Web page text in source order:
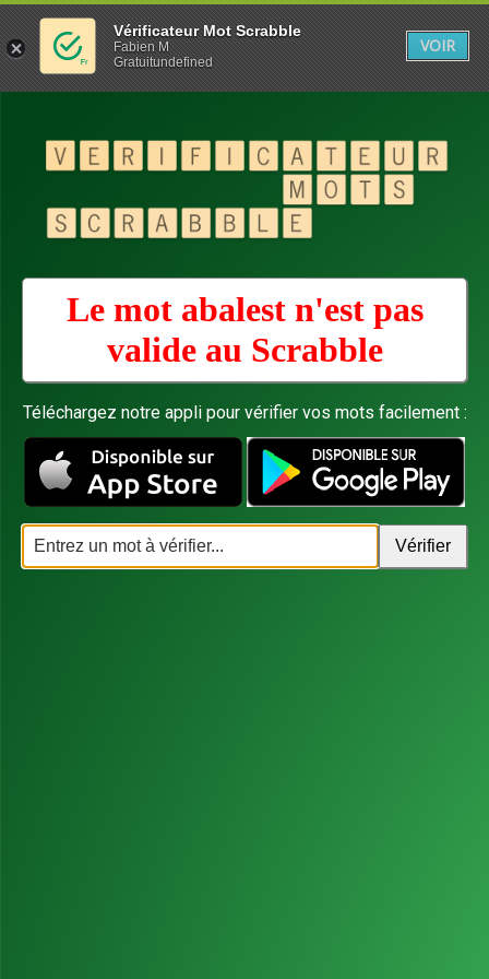
Le mot abalest n'est pas
valide au Scrabble
Téléchargez notre appli pour vérifier vos mots facilement :
Vérificateur Mot Scrabble
Fabien M
Gratuitundefined
VOIR